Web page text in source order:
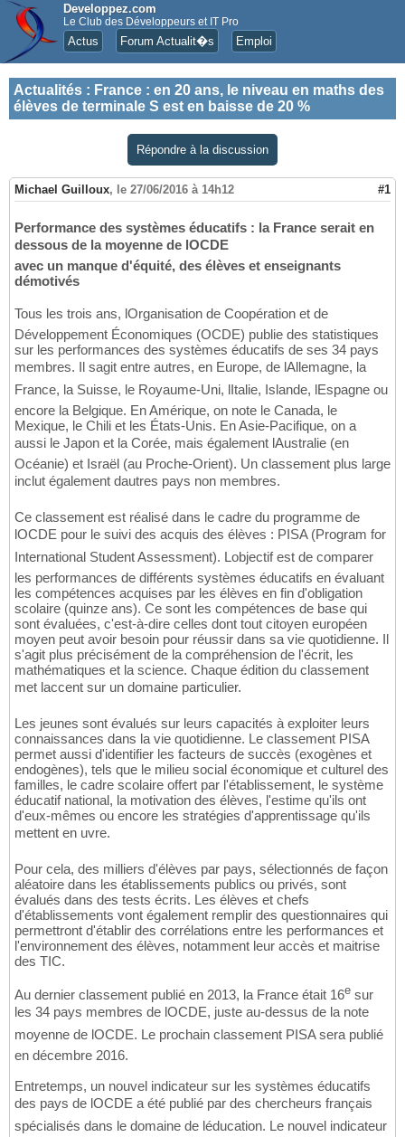
Developpez.com
Le Club des Développeurs et IT Pro
Actus Forum Actualit�s Emploi
Actualités : France : en 20 ans, le niveau en maths des
élèves de terminale S est en baisse de 20 %
Répondre à la discussion
Michael Guilloux, le 27/06/2016 à 14h12 #1
Performance des systèmes éducatifs : la France serait en
dessous de la moyenne de lOCDE
avec un manque d'équité, des élèves et enseignants
démotivés
Tous les trois ans, lOrganisation de Coopération et de
Développement Économiques (OCDE) publie des statistiques
sur les performances des systèmes éducatifs de ses 34 pays
membres. Il sagit entre autres, en Europe, de lAllemagne, la
France, la Suisse, le Royaume-Uni, lItalie, Islande, lEspagne ou
encore la Belgique. En Amérique, on note le Canada, le
Mexique, le Chili et les États-Unis. En Asie-Pacifique, on a
aussi le Japon et la Corée, mais également lAustralie (en
Océanie) et Israël (au Proche-Orient). Un classement plus large
inclut également dautres pays non membres.
Ce classement est réalisé dans le cadre du programme de
lOCDE pour le suivi des acquis des élèves : PISA (Program for
International Student Assessment). Lobjectif est de comparer
les performances de différents systèmes éducatifs en évaluant
les compétences acquises par les élèves en fin d'obligation
scolaire (quinze ans). Ce sont les compétences de base qui
sont évaluées, c'est-à-dire celles dont tout citoyen européen
moyen peut avoir besoin pour réussir dans sa vie quotidienne. Il
s'agit plus précisément de la compréhension de l'écrit, les
mathématiques et la science. Chaque édition du classement
met laccent sur un domaine particulier.
Les jeunes sont évalués sur leurs capacités à exploiter leurs
connaissances dans la vie quotidienne. Le classement PISA
permet aussi d'identifier les facteurs de succès (exogènes et
endogènes), tels que le milieu social économique et culturel des
familles, le cadre scolaire offert par l'établissement, le système
éducatif national, la motivation des élèves, l'estime qu'ils ont
d'eux-mêmes ou encore les stratégies d'apprentissage qu'ils
mettent en uvre.
Pour cela, des milliers d'élèves par pays, sélectionnés de façon
aléatoire dans les établissements publics ou privés, sont
évalués dans des tests écrits. Les élèves et chefs
d'établissements vont également remplir des questionnaires qui
permettront d'établir des corrélations entre les performances et
l'environnement des élèves, notamment leur accès et maitrise
des TIC.
Au dernier classement publié en 2013, la France était 16e sur
les 34 pays membres de lOCDE, juste au-dessus de la note
moyenne de lOCDE. Le prochain classement PISA sera publié
en décembre 2016.
Entretemps, un nouvel indicateur sur les systèmes éducatifs
des pays de lOCDE a été publié par des chercheurs français
spécialisés dans le domaine de léducation. Le nouvel indicateur